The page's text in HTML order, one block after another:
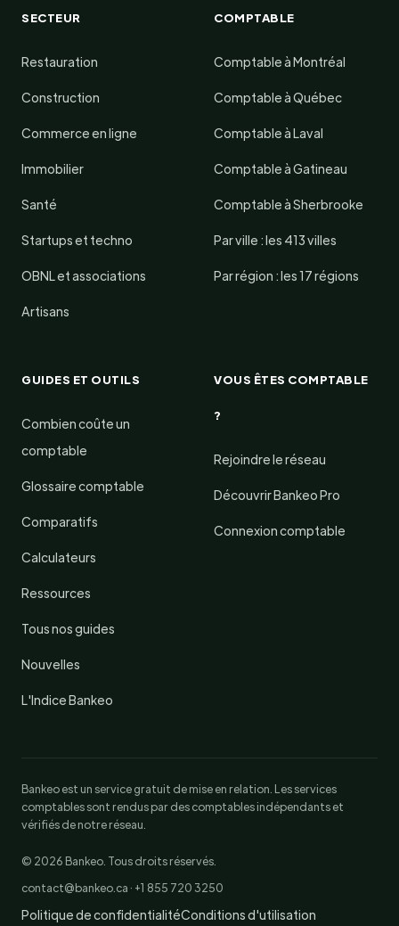
SECTEUR
Restauration
Construction
Commerce en ligne
Immobilier
Santé
Startups et techno
OBNL et associations
Artisans
COMPTABLE
Comptable à Montréal
Comptable à Québec
Comptable à Laval
Comptable à Gatineau
Comptable à Sherbrooke
Par ville : les 413 villes
Par région : les 17 régions
GUIDES ET OUTILS
Combien coûte un
comptable
Glossaire comptable
Comparatifs
Calculateurs
Ressources
Tous nos guides
Nouvelles
L'Indice Bankeo
VOUS ÊTES COMPTABLE
?
Rejoindre le réseau
Découvrir Bankeo Pro
Connexion comptable
Bankeo est un service gratuit de mise en relation. Les services
comptables sont rendus par des comptables indépendants et
vérifiés de notre réseau.
© 2026 Bankeo. Tous droits réservés.
contact@bankeo.ca · +1 855 720 3250
Politique de confidentialitéConditions d'utilisation